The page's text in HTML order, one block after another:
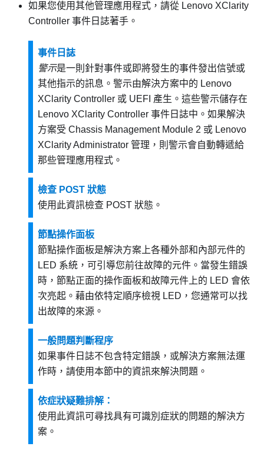
如果您使用其他管理應用程式，請從 Lenovo XClarity
Controller 事件日誌著手。
事件日誌
警示是一則針對事件或即將發生的事件發出信號或
其他指示的訊息。警示由解決方案中的 Lenovo
XClarity Controller 或 UEFI 產生。這些警示儲存在
Lenovo XClarity Controller 事件日誌中。如果解決
方案受 Chassis Management Module 2 或 Lenovo
XClarity Administrator 管理，則警示會自動轉遞給
那些管理應用程式。
檢查 POST 狀態
使用此資訊檢查 POST 狀態。
節點操作面板
節點操作面板是解決方案上各種外部和內部元件的
LED 系統，可引導您前往故障的元件。當發生錯誤
時，節點正面的操作面板和故障元件上的 LED 會依
次亮起。藉由依特定順序檢視 LED，您通常可以找
出故障的來源。
一般問題判斷程序
如果事件日誌不包含特定錯誤，或解決方案無法運
作時，請使用本節中的資訊來解決問題。
依症狀疑難排解：
使用此資訊可尋找具有可識別症狀的問題的解決方
案。